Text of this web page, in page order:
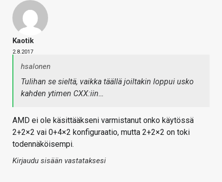
Kaotik
2.8.2017
hsalonen
Tulihan se sieltä, vaikka täällä joiltakin loppui usko
kahden ytimen CXX:iin…
AMD ei ole käsittääkseni varmistanut onko käytössä
2+2×2 vai 0+4×2 konfiguraatio, mutta 2+2×2 on toki
todennäköisempi.
Kirjaudu sisään vastataksesi